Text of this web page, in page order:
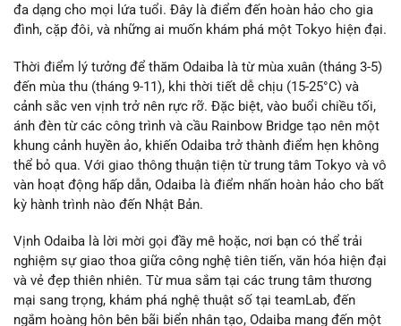
đa dạng cho mọi lứa tuổi. Đây là điểm đến hoàn hảo cho gia
đình, cặp đôi, và những ai muốn khám phá một Tokyo hiện đại.
Thời điểm lý tưởng để thăm Odaiba là từ mùa xuân (tháng 3-5)
đến mùa thu (tháng 9-11), khi thời tiết dễ chịu (15-25°C) và
cảnh sắc ven vịnh trở nên rực rỡ. Đặc biệt, vào buổi chiều tối,
ánh đèn từ các công trình và cầu Rainbow Bridge tạo nên một
khung cảnh huyền ảo, khiến Odaiba trở thành điểm hẹn không
thể bỏ qua. Với giao thông thuận tiện từ trung tâm Tokyo và vô
vàn hoạt động hấp dẫn, Odaiba là điểm nhấn hoàn hảo cho bất
kỳ hành trình nào đến Nhật Bản.
Vịnh Odaiba là lời mời gọi đầy mê hoặc, nơi bạn có thể trải
nghiệm sự giao thoa giữa công nghệ tiên tiến, văn hóa hiện đại
và vẻ đẹp thiên nhiên. Từ mua sắm tại các trung tâm thương
mại sang trọng, khám phá nghệ thuật số tại teamLab, đến
ngắm hoàng hôn bên bãi biển nhân tạo, Odaiba mang đến một